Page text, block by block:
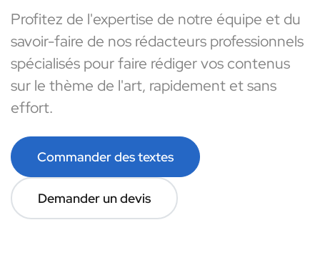
Profitez de l'expertise de notre équipe et du
savoir-faire de nos rédacteurs professionnels
spécialisés pour faire rédiger vos contenus
sur le thème de l'art, rapidement et sans
effort.
Commander des textes
Demander un devis